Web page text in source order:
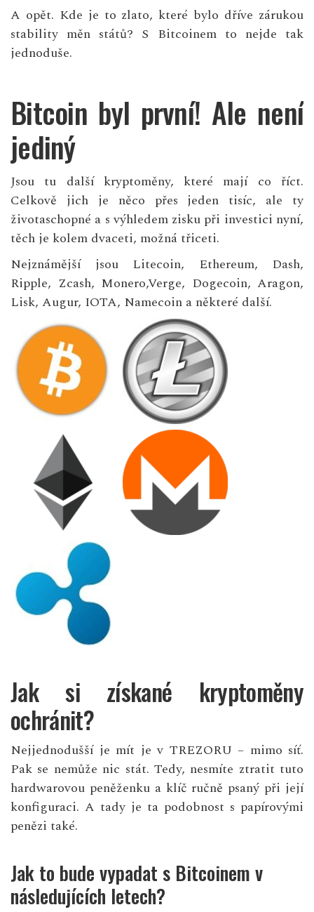
A opět. Kde je to zlato, které bylo dříve zárukou
stability měn států? S Bitcoinem to nejde tak
jednoduše.
Bitcoin byl první! Ale není
jediný
Jsou tu další kryptoměny, které mají co říct.
Celkově jich je něco přes jeden tisíc, ale ty
životaschopné a s výhledem zisku při investici nyní,
těch je kolem dvaceti, možná třiceti.
Nejznámější jsou Litecoin, Ethereum, Dash,
Ripple, Zcash, Monero,Verge, Dogecoin, Aragon,
Lisk, Augur, IOTA, Namecoin a některé další.
Jak si získané kryptoměny
ochránit?
Nejjednodušší je mít je v TREZORU – mimo síť.
Pak se nemůže nic stát. Tedy, nesmíte ztratit tuto
hardwarovou peněženku a klíč ručně psaný při její
konfiguraci. A tady je ta podobnost s papírovými
penězi také.
Jak to bude vypadat s Bitcoinem v
následujících letech?